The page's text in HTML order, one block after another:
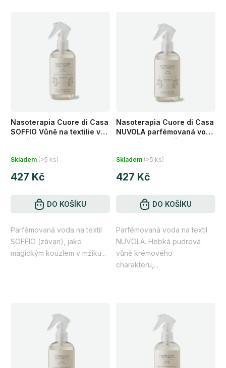
Nasoterapia Cuore di Casa
SOFFIO Vůně na textilie ve
spreji jasmín a kašmír 250
hodnocení
produktu
5
hvězdiček.
Skladem (>5 ks)
427 Kč
DO KOŠÍKU
Parfémovaná voda na textil
SOFFIO (závan), jako
magickým kouzlem v mžiku...
Nasoterapia Cuore di Casa
NUVOLA parfémovaná voda
na textil ve spreji OBLAK
hodnocení
produktu
5
hvězdiček.
Skladem (>5 ks)
427 Kč
DO KOŠÍKU
Parfémovaná voda na textil
NUVOLA. Hebká pudrová
vůně krémového
charakteru,...